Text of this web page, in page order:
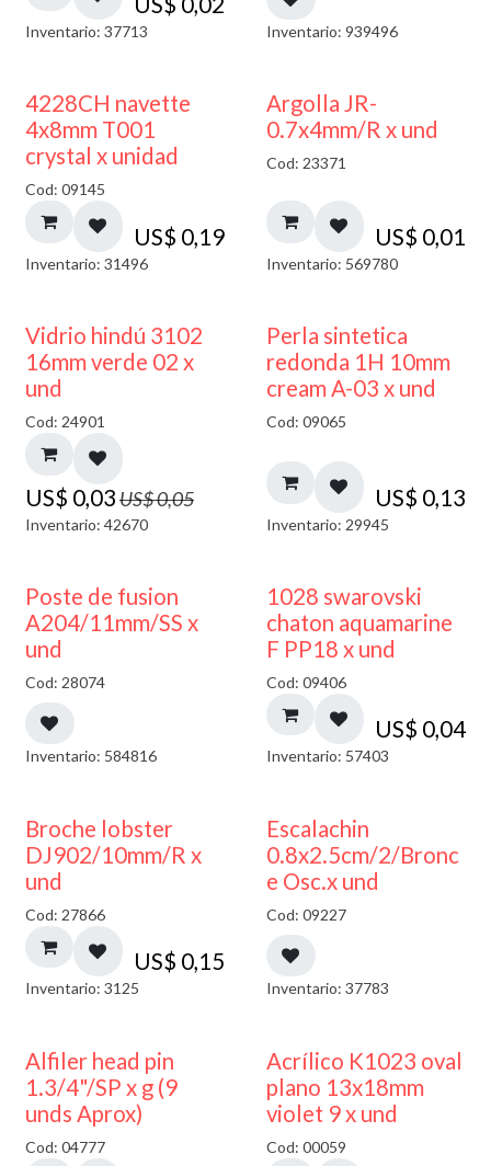
Inventario: 37713 Inventario: 939496
4228CH navette
4x8mm T001
crystal x unidad
Cod: 09145
US$ 0,19
Inventario: 31496
Argolla JR-
0.7x4mm/R x und
Cod: 23371
US$ 0,01
Inventario: 569780
40% DESCUENTO
Vidrio hindú 3102
16mm verde 02 x
und
Cod: 24901
US$ 0,03US$0,05
Inventario: 42670
Perla sintetica
redonda 1H 10mm
cream A-03 x und
Cod: 09065
US$ 0,13
Inventario: 29945
Poste de fusion
A204/11mm/SS x
und
Cod: 28074
Inventario: 584816
1028 swarovski
chaton aquamarine
F PP18 x und
Cod: 09406
US$ 0,04
Inventario: 57403
Broche lobster
DJ902/10mm/R x
und
Cod: 27866
US$ 0,15
Inventario: 3125
Escalachin
0.8x2.5cm/2/Bronc
e Osc.x und
Cod: 09227
Inventario: 37783
50% DESCUENTO
Alfiler head pin
1.3/4"/SP x g (9
unds Aprox)
Cod: 04777 50% DESCUENTO
Acrílico K1023 oval
plano 13x18mm
violet 9 x und
Cod: 00059